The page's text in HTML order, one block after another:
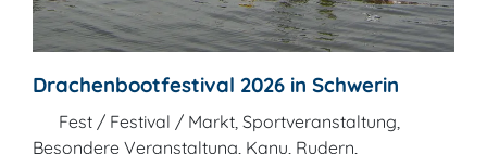
Drachenbootfestival 2026 in Schwerin
Fest / Festival / Markt, Sportveranstaltung,
Besondere Veranstaltung, Kanu, Rudern,